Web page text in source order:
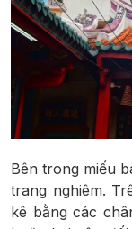
Bên trong miếu
trang nghiêm.
kê bằng các